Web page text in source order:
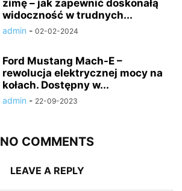
zimę – jak zapewnić doskonałą
widoczność w trudnych...
admin - 02-02-2024
Ford Mustang Mach-E –
rewolucja elektrycznej mocy na
kołach. Dostępny w...
admin - 22-09-2023
NO COMMENTS
LEAVE A REPLY